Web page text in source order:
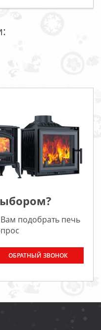
подобрать печь
ОБРАТНЫЙ ЗВОНОК